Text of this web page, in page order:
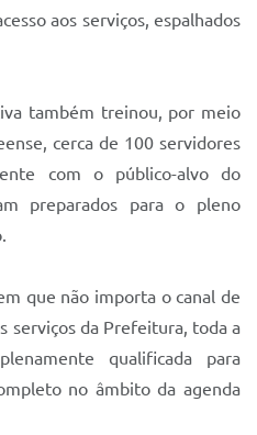
aos serviços, espalhados
também treinou, por meio
cerca de 100 servidores
com o público-alvo do
preparados para o pleno
que não importa o canal de
serviços da Prefeitura, toda a
qualificada para
no âmbito da agenda